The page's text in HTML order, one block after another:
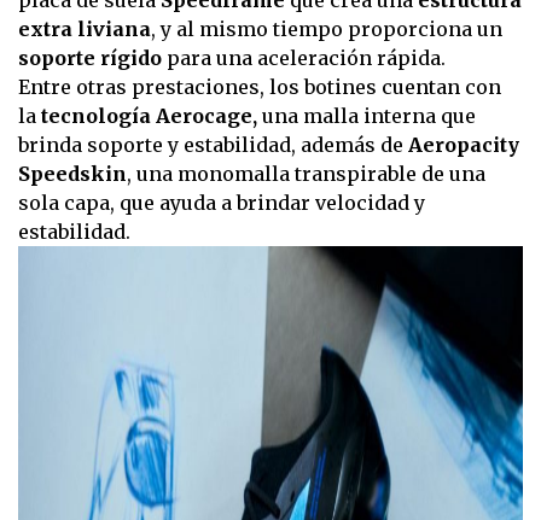
extra liviana, y al mismo tiempo proporciona un
soporte rígido para una aceleración rápida.
Entre otras prestaciones, los botines cuentan con
la tecnología Aerocage, una malla interna que
brinda soporte y estabilidad, además de Aeropacity
Speedskin, una monomalla transpirable de una
sola capa, que ayuda a brindar velocidad y
estabilidad.